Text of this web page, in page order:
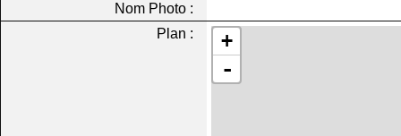
Nom Photo :
Plan :
+
-